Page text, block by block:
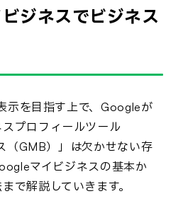
ジネスでビジネス
示を目指す上で、Googleが
プロフィールツール
（GMB）」は欠かせない存
マイビジネスの基本か
で解説していきます。